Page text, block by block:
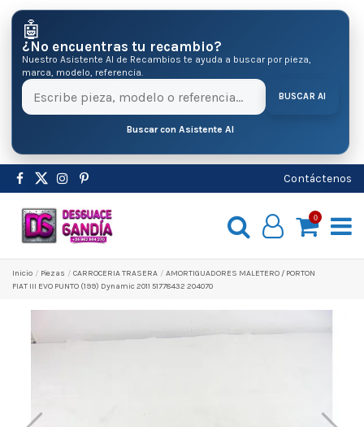
🤖
¿No encuentras tu recambio?
Nuestro Asistente AI de Recambios te ayuda a buscar por pieza,
marca, modelo, referencia.
BUSCAR AI
Buscar con Asistente AI
Contáctenos
0
Inicio Pіezas CARROCERIA TRASERA
AMORTIGUADORES MALETERO / PORTON
FIAT III EVO PUNTO (199) Dynamic 2011 51778432 204070